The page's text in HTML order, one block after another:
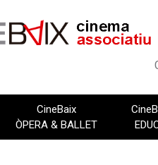
CineBaix
ÒPERA & BALLET